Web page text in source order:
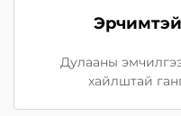
Эрчимтэй
Дулааны
хайлштай